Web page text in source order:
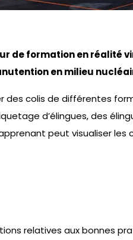
de formation en réalité
en milieu
colis de différentes
d’élingues, des
peut visualiser
relatives aux bonnes